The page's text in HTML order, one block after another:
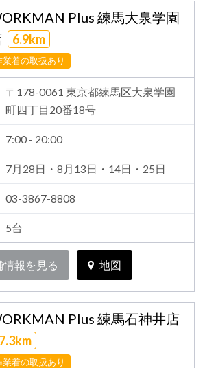
Plus 練馬大泉学園
6.9km
業着の取扱あり
〒178-0061 東京都練馬区大泉学園
町四丁目20番18号
7:00 - 20:00
7月28日・8月13日・14日・25日
03-3867-8808
5台
情報を見る 地図
Plus 練馬石神井店
7.3km
業着の取扱あり